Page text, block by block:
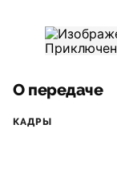
О передаче
КАДРЫ